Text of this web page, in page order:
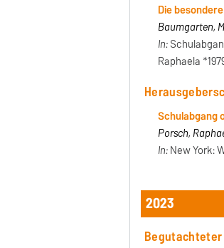
Die
Baumgarten,
In:
Raphaela
Schulabgang
Porsch,
In:New York:
2023